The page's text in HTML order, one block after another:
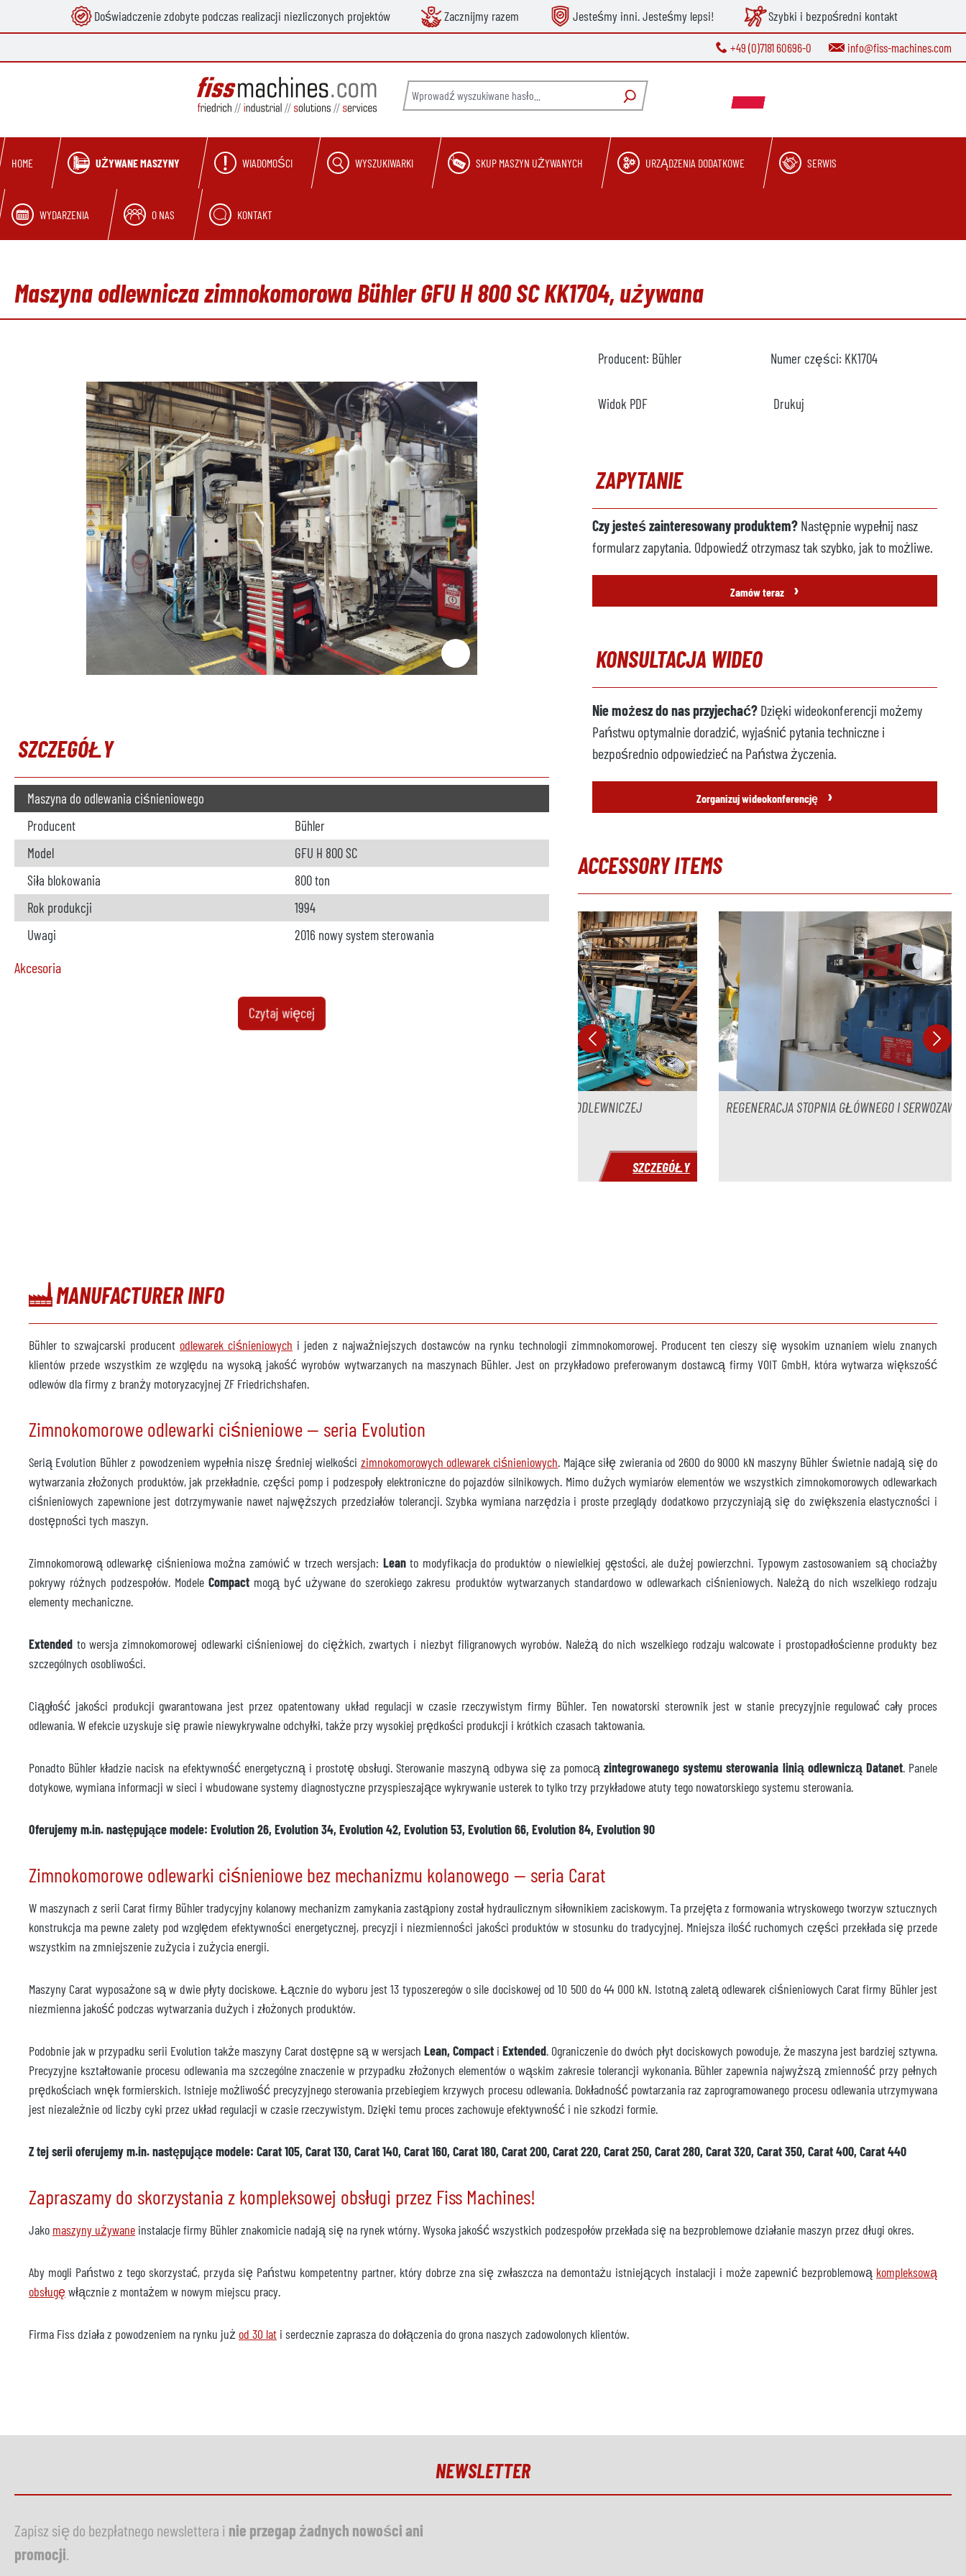
Przejdź do głównej nawigacji
Doświadczenie zdobyte podczas realizacji niezliczonych projektów Zacznijmy razem Jesteśmy inni. Jesteśmy lepsi! Szybki i bezpośredni kontakt
+49 (0)7181 60696-0 info@fiss-machines.com
HOME UŻYWANE MASZYNY WIADOMOŚCI WYSZUKIWARKI SKUP MASZYN UŻYWANYCH URZĄDZENIA DODATKOWE SERWIS
WYDARZENIA O NAS KONTAKT
Maszyna odlewnicza zimnokomorowa Bühler GFU H 800 SC KK1704, używana
SZCZEGÓŁY
Maszyna do odlewania ciśnieniowego
Producent
Bühler
Model
GFU H 800 SC
Siła blokowania
800 ton
Rok produkcji
1994
Uwagi
2016 nowy system sterowania
Akcesoria
dostępny
Robot odlewniczy
Producent
ABB
Model
IRB 4600
Rok
2018
Model
SEP 9-30
Rok
1994
Akcesoria
Jednostka kontroli temperatury
niedostępny
Producent
Rok
Czas dostawy
Cena
na żądanie
Czytaj więcej
Producent: Bühler Numer części: KK1704
Widok PDF Drukuj
ZAPYTANIE
Czy jesteś zainteresowany produktem? Następnie wypełnij nasz
formularz zapytania. Odpowiedź otrzymasz tak szybko, jak to możliwe.
Zamów teraz ›
KONSULTACJA WIDEO
Nie możesz do nas przyjechać? Dzięki wideokonferencji możemy
Państwu optymalnie doradzić, wyjaśnić pytania techniczne i
bezpośrednio odpowiedzieć na Państwa życzenia.
Zorganizuj wideokonferencję ›
ACCESSORY ITEMS
REGENERACJA STOPNIA GŁÓWNEGO I SERWOZAWORU MOOG
MANUFACTURER INFO
Bühler to szwajcarski producent odlewarek ciśnieniowych i jeden z najważniejszych dostawców na rynku technologii zimmnokomorowej. Producent ten cieszy się wysokim uznaniem wielu znanych
klientów przede wszystkim ze względu na wysoką jakość wyrobów wytwarzanych na maszynach Bühler. Jest on przykładowo preferowanym dostawcą firmy VOIT GmbH, która wytwarza większość
odlewów dla firmy z branży motoryzacyjnej ZF Friedrichshafen.
Zimnokomorowe odlewarki ciśnieniowe — seria Evolution
Serią Evolution Bühler z powodzeniem wypełnia niszę średniej wielkości zimnokomorowych odlewarek ciśnieniowych. Mające siłę zwierania od 2600 do 9000 kN maszyny Bühler świetnie nadają się do
wytwarzania złożonych produktów, jak przekładnie, części pomp i podzespoły elektroniczne do pojazdów silnikowych. Mimo dużych wymiarów elementów we wszystkich zimnokomorowych odlewarkach
ciśnieniowych zapewnione jest dotrzymywanie nawet najwęższych przedziałów tolerancji. Szybka wymiana narzędzia i proste przeglądy dodatkowo przyczyniają się do zwiększenia elastyczności i
dostępności tych maszyn.
Zimnokomorową odlewarkę ciśnieniowa można zamówić w trzech wersjach: Leanto modyfikacja do produktów o niewielkiej gęstości, ale dużej powierzchni. Typowym zastosowaniem są chociażby
pokrywy różnych podzespołów. ModeleCompact mogą być używane do szerokiego zakresu produktów wytwarzanych standardowo w odlewarkach ciśnieniowych. Należą do nich wszelkiego rodzaju
elementy mechaniczne.
Extended to wersja zimnokomorowej odlewarki ciśnieniowej do ciężkich, zwartych i niezbyt filigranowych wyrobów. Należą do nich wszelkiego rodzaju walcowate i prostopadłościenne produkty bez
szczególnych osobliwości.
Ciągłość jakości produkcji gwarantowana jest przez opatentowany układ regulacji w czasie rzeczywistym firmy Bühler. Ten nowatorski sterownik jest w stanie precyzyjnie regulować cały proces
odlewania. W efekcie uzyskuje się prawie niewykrywalne odchyłki, także przy wysokiej prędkości produkcji i krótkich czasach taktowania.
Ponadto Bühler kładzie nacisk na efektywność energetyczną i prostotę obsługi. Sterowanie maszyną odbywa się za pomocązintegrowanego systemu sterowania linią odlewniczą Datanet. Panele
dotykowe, wymiana informacji w sieci i wbudowane systemy diagnostyczne przyspieszające wykrywanie usterek to tylko trzy przykładowe atuty tego nowatorskiego systemu sterowania.
Oferujemy m.in. następujące modele: Evolution 26, Evolution 34, Evolution 42, Evolution 53, Evolution 66, Evolution 84, Evolution 90
Zimnokomorowe odlewarki ciśnieniowe bez mechanizmu kolanowego — seria Carat
W maszynach z serii Carat firmy Bühler tradycyjny kolanowy mechanizm zamykania zastąpiony został hydraulicznym siłownikiem zaciskowym. Ta przejęta z formowania wtryskowego tworzyw sztucznych
konstrukcja ma pewne zalety pod względem efektywności energetycznej, precyzji i niezmienności jakości produktów w stosunku do tradycyjnej. Mniejsza ilość ruchomych części przekłada się przede
wszystkim na zmniejszenie zużycia i zużycia energii.
Maszyny Carat wyposażone są w dwie płyty dociskowe. Łącznie do wyboru jest 13 typoszeregów o sile dociskowej od 10 500 do 44 000 kN. Istotną zaletą odlewarek ciśnieniowych Carat firmy Bühler jest
niezmienna jakość podczas wytwarzania dużych i złożonych produktów.
Podobnie jak w przypadku serii Evolution także maszyny Carat dostępne są w wersjach Lean, Compact i Extended. Ograniczenie do dwóch płyt dociskowych powoduje, że maszyna jest bardziej sztywna.
Precyzyjne kształtowanie procesu odlewania ma szczególne znaczenie w przypadku złożonych elementów o wąskim zakresie tolerancji wykonania. Bühler zapewnia najwyższą zmienność przy pełnych
prędkościach wnęk formierskich. Istnieje możliwość precyzyjnego sterowania przebiegiem krzywych procesu odlewania. Dokładność powtarzania raz zaprogramowanego procesu odlewania utrzymywana
jest niezależnie od liczby cyki przez układ regulacji w czasie rzeczywistym. Dzięki temu proces zachowuje efektywność i nie szkodzi formie.
Z tej serii oferujemy m.in. następujące modele: Carat 105, Carat 130, Carat 140, Carat 160, Carat 180, Carat 200, Carat 220, Carat 250, Carat 280, Carat 320, Carat 350, Carat 400, Carat 440
Zapraszamy do skorzystania z kompleksowej obsługi przez Fiss Machines!
Jako maszyny używane instalacje firmy Bühler znakomicie nadają się na rynek wtórny. Wysoka jakość wszystkich podzespołów przekłada się na bezproblemowe działanie maszyn przez długi okres.
Aby mogli Państwo z tego skorzystać, przyda się Państwu kompetentny partner, który dobrze zna się zwłaszcza na demontażu istniejących instalacji i może zapewnić bezproblemową kompleksową
obsługęwłącznie z montażem w nowym miejscu pracy.
Firma Fiss działa z powodzeniem na rynku już od 30 lat i serdecznie zaprasza do dołączenia do grona naszych zadowolonych klientów.
NEWSLETTER
Zapisz się do bezpłatnego newslettera i nie przegap żadnych nowości ani
promocji